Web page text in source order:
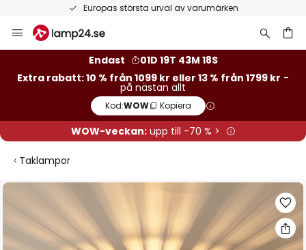
Europas största urval av varumärken
Hoppa
till
Endast
01D 19T 43M 17S
Extra rabatt: 10 % från 1099 kr eller 13 % från 1799 kr -
på nästan allt
Kod:WOW Kopiera
WOW-veckan:upp till -70 % >
Taklampor
Hoppa
slutet
av